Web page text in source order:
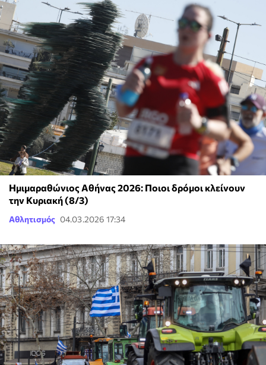
Ημιμαραθώνιος Αθήνας 2026: Ποιοι δρόμοι κλείνουν
την Κυριακή (8/3)
Αθλητισμός 04.03.2026 17:34